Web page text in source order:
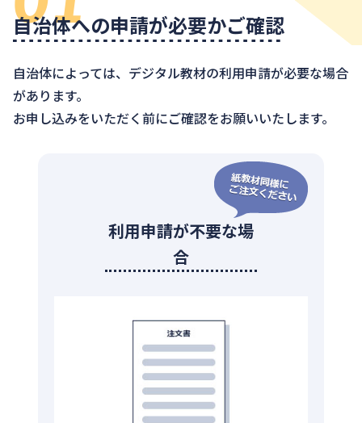
自治体への申請が必要かご確認
自治体によっては、デジタル教材の利用申請が必要な場合
があります。
お申し込みをいただく前にご確認をお願いいたします。
利用申請が不要な場
合